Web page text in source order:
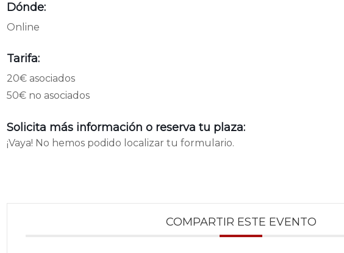
Dónde:
Online
Tarifa:
20€ asociados
50€ no asociados
Solicita más información o reserva tu plaza:
¡Vaya! No hemos podido localizar tu formulario.
COMPARTIR ESTE EVENTO